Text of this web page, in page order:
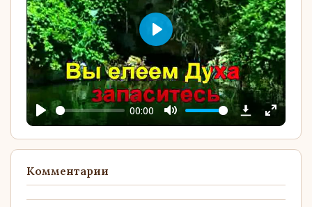
Play
00:00
Mute YouTube
Enter
Play
Комментарии